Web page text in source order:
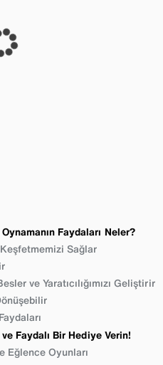
Faydaları Neler?
Sağlar
ve Yaratıcılığımızı Geliştirir
Faydalı Bir Hediye Verin!
Eğlence Oyunları